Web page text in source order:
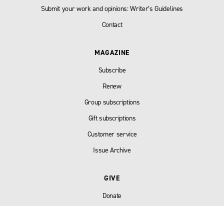
Submit your work and opinions: Writer’s Guidelines
Contact
MAGAZINE
Subscribe
Renew
Group subscriptions
Gift subscriptions
Customer service
Issue Archive
GIVE
Donate